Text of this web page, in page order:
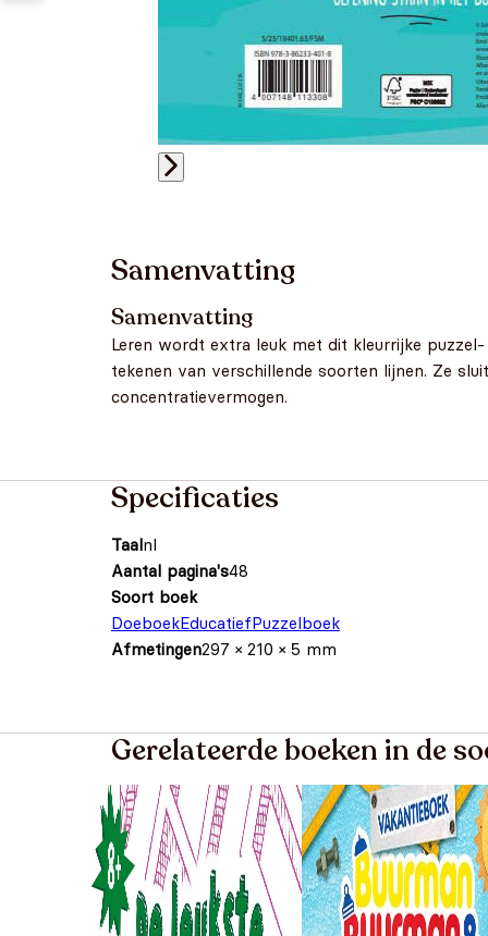
Samenvatting
Samenvatting
Leren wordt extra leuk met dit kleurrijke
tekenen van verschillende soorten lijnen. Ze
concentratievermogen.
Specificaties
Taalnl
Aantal pagina's48
Soort boek
DoeboekEducatiefPuzzelboek
Afmetingen297 × 210 × 5 mm
Gerelateerde boeken in de